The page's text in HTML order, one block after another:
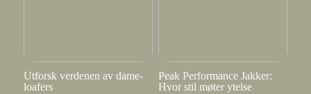
Utforsk verdenen av dame-
loafers
Peak Performance Jakker:
Hvor stil møter ytelse